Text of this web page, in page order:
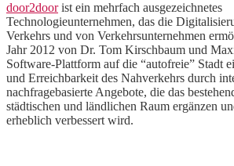
door2doorist ein mehrfach ausgezeichnetes
Technologieunternehmen, das die
Verkehrs und von Verkehrsunternehmen
Jahr 2012 von Dr. Tom Kirschbaum und
Software-Plattform auf die “autofreie” Stadt
und Erreichbarkeit des Nahverkehrs durch
nachfragebasierte Angebote, die das
städtischen und ländlichen Raum ergänzen
erheblich verbessert wird.